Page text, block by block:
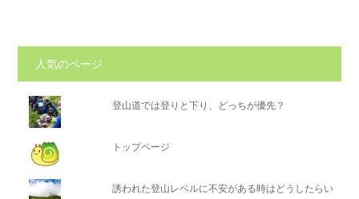
人気のページ
登山道では登りと下り、どっちが優先？
トップページ
誘われた登山レベルに不安がある時はどうしたらい